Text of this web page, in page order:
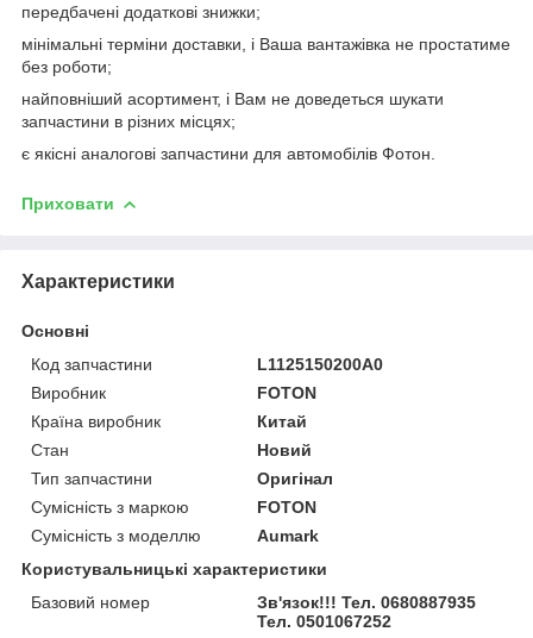
передбачені додаткові знижки;
мінімальні терміни доставки, і Ваша вантажівка не простатиме
без роботи;
найповніший асортимент, і Вам не доведеться шукати
запчастини в різних місцях;
є якісні аналогові запчастини для автомобілів Фотон.
Приховати
Характеристики
Основні
Код запчастини
L1125150200A0
Виробник
FOTON
Країна виробник
Китай
Стан
Новий
Тип запчастини
Оригінал
Сумісність з маркою
FOTON
Сумісність з моделлю
Aumark
Користувальницькі характеристики
Базовий номер
Зв'язок!!! Тел. 0680887935
Тел. 0501067252